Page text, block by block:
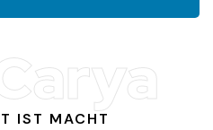
IST MACHT